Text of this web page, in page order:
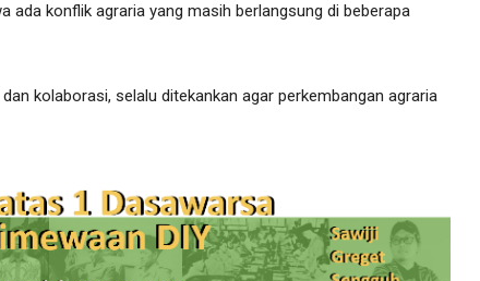
ada konflik agraria yang masih berlangsung di beberapa
kolaborasi, selalu ditekankan agar perkembangan agraria